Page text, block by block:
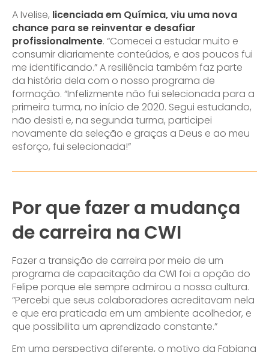
A Ivelise, licenciada em Química, viu uma nova
chance para se reinventar e desafiar
profissionalmente. “Comecei a estudar muito e
consumir diariamente conteúdos, e aos poucos fui
me identificando.” A resiliência também faz parte
da história dela com o nosso programa de
formação. “Infelizmente não fui selecionada para a
primeira turma, no início de 2020. Segui estudando,
não desisti e, na segunda turma, participei
novamente da seleção e graças a Deus e ao meu
esforço, fui selecionada!”
Por que fazer a mudança
de carreira na CWI
Fazer a transição de carreira por meio de um
programa de capacitação da CWI foi a opção do
Felipe porque ele sempre admirou a nossa cultura.
“Percebi que seus colaboradores acreditavam nela
e que era praticada em um ambiente acolhedor, e
que possibilita um aprendizado constante.”
Em uma perspectiva diferente, o motivo da Fabiana